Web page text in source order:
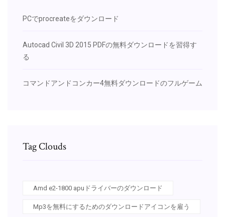
PCでprocreateをダウンロード
Autocad Civil 3D 2015 PDFの無料ダウンロードを習得す
る
コマンドアンドコンカー4無料ダウンロードのフルゲーム
Tag Clouds
Amd e2-1800 apuドライバーのダウンロード
Mp3を無料にするためのダウンロードアイコンを雇う